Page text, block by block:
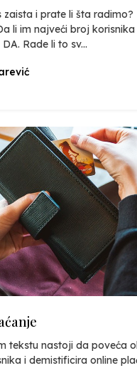
zaista i prate li šta
li im najveći broj
Rade li to sv...
tekstu nastoji da poveća
i demistificira online